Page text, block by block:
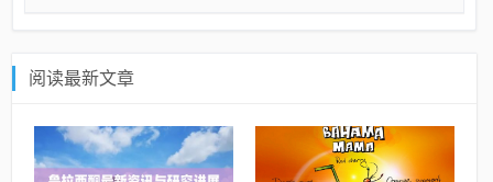
阅读最新文章